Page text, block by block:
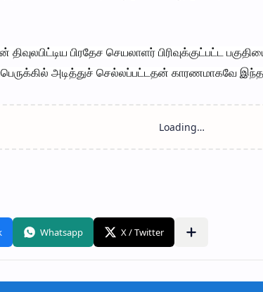
பிரதேச செயலாளர் பிரிவுக்குட்பட்ட
அடித்துச் செல்லப்பட்டதன் காரணமாகவே